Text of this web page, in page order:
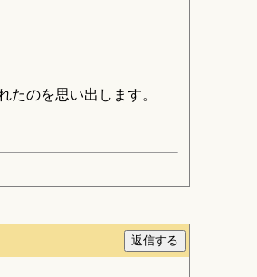
のを思い出します。